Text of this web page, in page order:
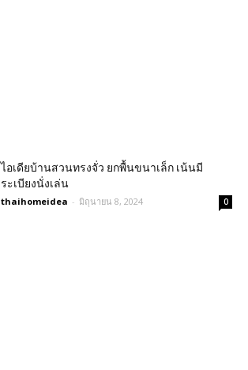
ไอเดียบ้านสวนทรงจั่ว ยกพื้นขนาเล็ก เน้นมี
ระเบียงนั่งเล่น
thaihomeidea - มิถุนายน 8, 2024 0